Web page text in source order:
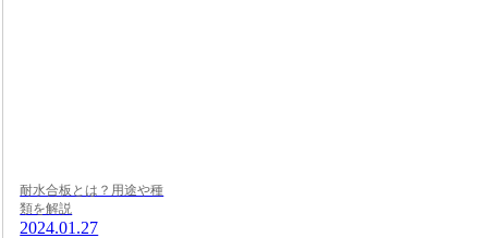
耐水合板とは？用途や種
類を解説
2024.01.27